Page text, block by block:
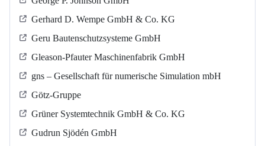
Gerhard D. Wempe GmbH & Co. KG
Geru Bautenschutzsysteme GmbH
Gleason-Pfauter Maschinenfabrik GmbH
gns – Gesellschaft für numerische Simulation mbH
Götz-Gruppe
Grüner Systemtechnik GmbH & Co. KG
Gudrun Sjödén GmbH